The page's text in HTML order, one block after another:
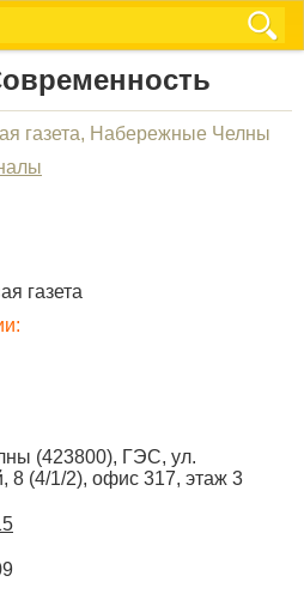
газета, Набережные Челны
газета
(423800), ГЭС, ул.
8 (4/1/2), офис 317, этаж 3